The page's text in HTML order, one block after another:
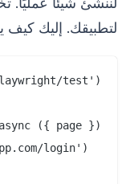
لتطبيقك. إليك كيف